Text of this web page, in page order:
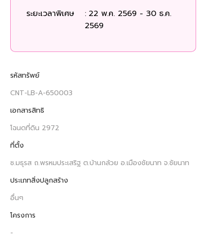
ระยะเวลาพิเศษ
: 22 พ.ค. 2569 - 30 ธ.ค.
2569
รหัสทรัพย์
CNT-LB-A-650003
เอกสารสิทธิ
โฉนดที่ดิน 2972
ที่ตั้ง
ซ.มธุรส ถ.พรหมประเสริฐ ต.บ้านกล้วย อ.เมืองชัยนาท จ.ชัยนาท
ประเภทสิ่งปลูกสร้าง
อื่นๆ
โครงการ
-